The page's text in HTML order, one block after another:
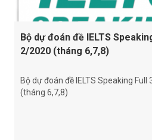
Bộ dự đoán đề IELTS
2/2020 (tháng 6,7,8)
Bộ dự đoán đề IELTS Speaking
(tháng 6,7,8)